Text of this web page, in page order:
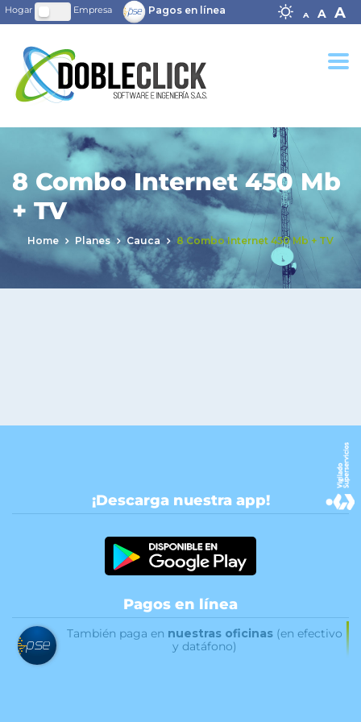
Pagos en línea A
Decrease
A A
8 Combo Internet 450 Mb
+ TV
Home Planes Cauca 8 Combo Internet 450 Mb + TV
¡Descarga nuestra app!
Pagos en línea
También paga en nuestras oficinas (en efectivo
y datáfono)